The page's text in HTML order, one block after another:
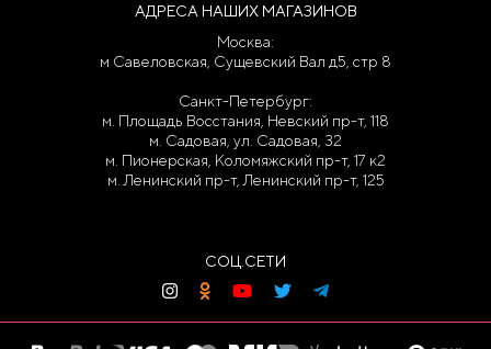
АДРЕСА НАШИХ МАГАЗИНОВ
Москва:
м Савеловская, Сущевский Вал д5, стр 8
Санкт-Петербург:
м. Площадь Восстания, Невский пр-т, 118
м. Садовая, ул. Садовая, 32
м. Пионерская, Коломяжский пр-т, 17 к2
м. Ленинский пр-т, Ленинский пр-т, 125
СОЦ.СЕТИ